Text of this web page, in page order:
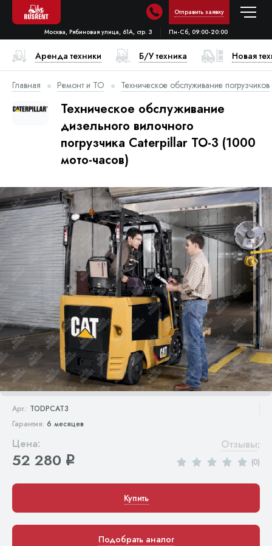
Отправить заявку
Москва, Рябиновая улица, 61А, стр. 3 Пн-Сб, 09:00-20:00
Аренда техники Б/У техника Новая
Главная Ремонт и ТО Техническое обслуживание погрузчиков
Техническое обслуживание
дизельного вилочного
погрузчика Caterpillar ТО-3 (1000
мото-часов)
Арт.: TODPCAT3
Гарантия: 6 месяцев
Цена:
52 280 q
Отзывы:
(0)
Купить
Подобрать аналог